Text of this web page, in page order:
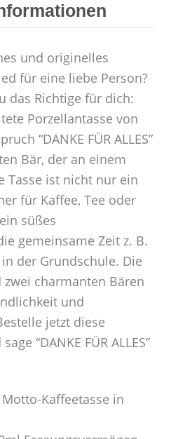
und originelles
für eine liebe Person?
das Richtige für dich:
Porzellantasse von
“DANKE FÜR ALLES”
Bär, der an einem
Tasse ist nicht nur ein
für Kaffee, Tee oder
süßes
gemeinsame Zeit z. B.
der Grundschule. Die
charmanten Bären
und
jetzt diese
“DANKE FÜR ALLES”
Kaffeetasse in